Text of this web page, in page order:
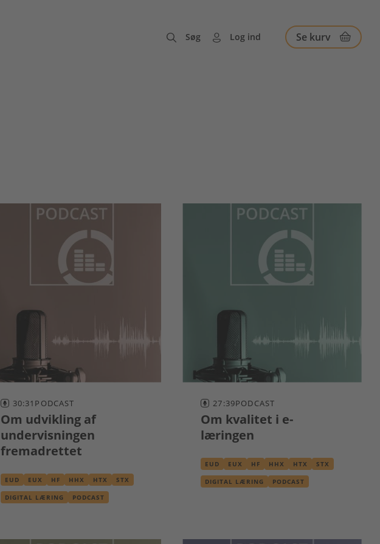
Søg Log ind Se kurv
30:31 PODCAST
Om udvikling af
undervisningen
fremadrettet
EUD EUX HF HHX HTX STX
DIGITAL LÆRING PODCAST
27:39PODCAST
Om kvalitet i e-
læringen
EUD EUX HF HHX HTX STX
DIGITAL LÆRING PODCAST